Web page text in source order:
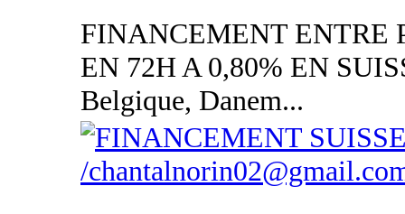
FINANCEMENT ENTRE
EN 72H A 0,80% EN
Belgique, Danem...